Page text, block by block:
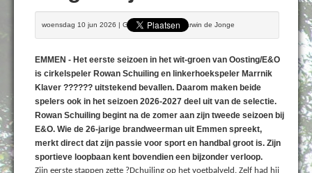
Fotoboek
Treffer van Quispel bezorgt FC Emmen droomstart
woensdag 10 jun 2026 | Geschreven door Harwin de Jonge
EMMEN - Het eerste seizoen in het wit-groen van Oosting/E&O
is cirkelspeler Rowan Schuiling en linkerhoekspeler Marrnik
Klaver ?????? uitstekend bevallen. Daarom maken beide
spelers ook in het seizoen 2026-2027 deel uit van de selectie.
Rowan Schuiling begint na de zomer aan zijn tweede seizoen bij
E&O. Wie de 26-jarige brandweerman uit Emmen spreekt,
merkt direct dat zijn passie voor sport en handbal groot is. Zijn
sportieve loopbaan kent bovendien een bijzonder verloop.
Zijn eerste stappen zette ?Dchuiling op het voetbalveld. Zelf had hij